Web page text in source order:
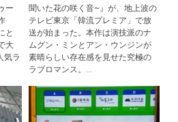
ー
と
大
気ラ
聞いた花の咲く音~』が、地上波の
テレビ東京「韓流プレミア」で放
送が始まった。本作は演技派のナ
ムグン・ミンとアン・ウンジンが
素晴らしい存在感を見せた究極の
ラブロマンス。...